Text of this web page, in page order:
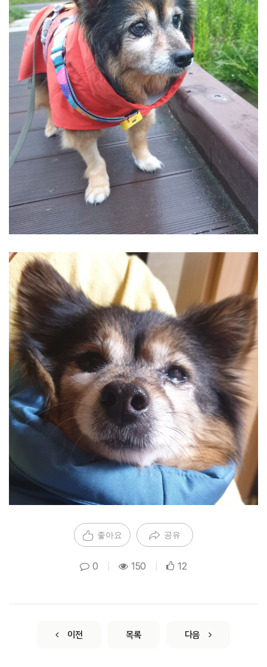
좋아요 공유
0 150 12
이전 목록 다음